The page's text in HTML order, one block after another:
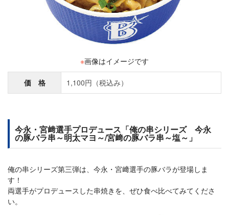
※画像はイメージです
価 格 1,100円（税込み）
今永・宮﨑選手プロデュース「俺の串シリーズ 今永
の豚バラ串～明太マヨ～/宮﨑の豚バラ串～塩～」
俺の串シリーズ第三弾は、今永・宮﨑選手の豚バラが登場しま
す！
両選手がプロデュースした串焼きを、ぜひ食べ比べてみてくださ
い。